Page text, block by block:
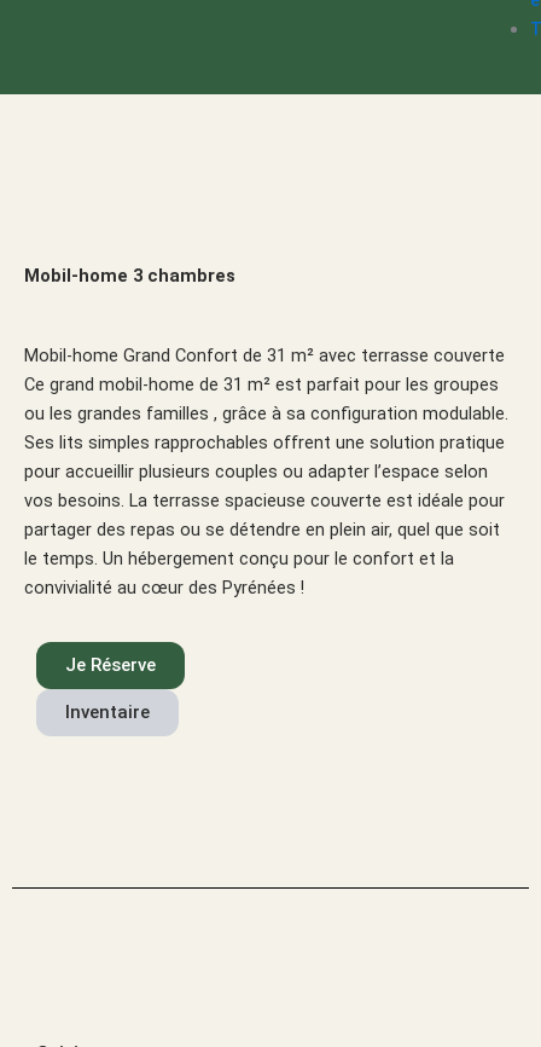
Mobil-home 3 chambres
Mobil-home Grand Confort de 31 m² avec terrasse couverte
Ce grand mobil-home de 31 m² est parfait pour les groupes
ou les grandes familles , grâce à sa configuration modulable.
Ses lits simples rapprochables offrent une solution pratique
pour accueillir plusieurs couples ou adapter l’espace selon
vos besoins. La terrasse spacieuse couverte est idéale pour
partager des repas ou se détendre en plein air, quel que soit
le temps. Un hébergement conçu pour le confort et la
convivialité au cœur des Pyrénées !
Je Réserve
Inventaire